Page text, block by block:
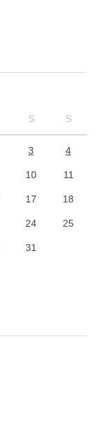
S S
3 4
10 11
17 18
24 25
31